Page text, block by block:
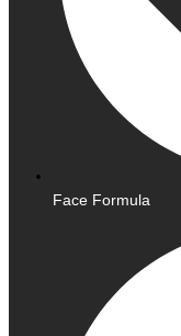
Face Formula